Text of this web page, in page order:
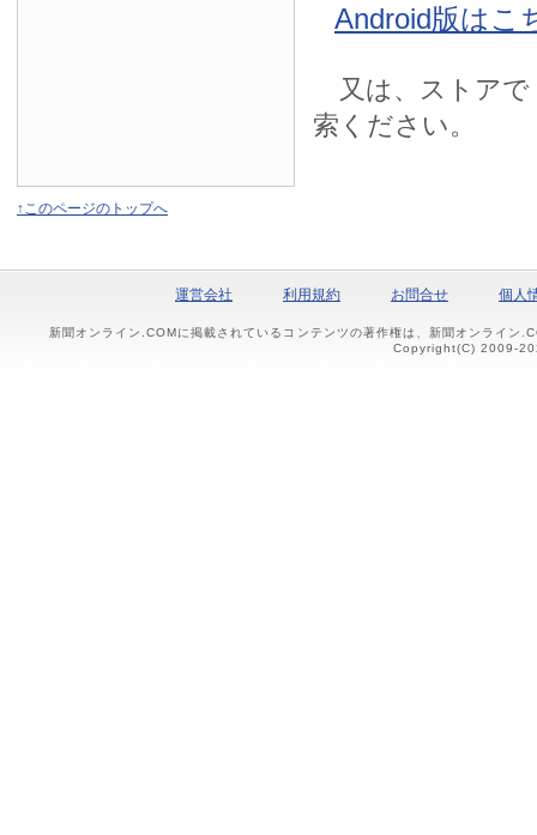
Android版はこ
又は、ストアで
索ください。
↑このページのトップへ
運営会社 利用規約 お問合せ 個人
新聞オンライン.COMに掲載されているコンテンツの著作権は、新聞オンライン
Copyright(C) 2009-